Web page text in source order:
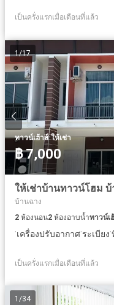
เป็นครั่งแรกเมื่อเดือนที่แล้ว
1/17
ทาวน์เฮ้าส์·ให้เช่า
฿ 7,000
ให้เช่าบ้านทาวน์โฮม
บ้านฉาง
2 ห้องนอน2 ห้องอาบน้ำทาวน์เ
·เครื่องปรับอากาศ·ระเบียง·
เป็นครั่งแรกเมื่อเดือนที่แล้ว
1 /34